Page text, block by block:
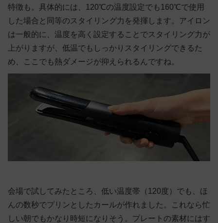
特徴も。具体的には、120℃の温度設定でも160℃で使用
した場合と同等のスタイリング力を発揮します。アイロン
は一般的に、温度を高く設定することでスタイリング力が
上がりますが、低温でもしっかりスタイリングできるた
め、ここでも熱ダメージが抑えられるんですね。
会場で試してみたところ、低い温度帯（120度）でも、ほ
んの数秒でプリンとしたカールが作れました。これなら忙
しい朝でもかなり時短になりそう。プレートの素材にはす